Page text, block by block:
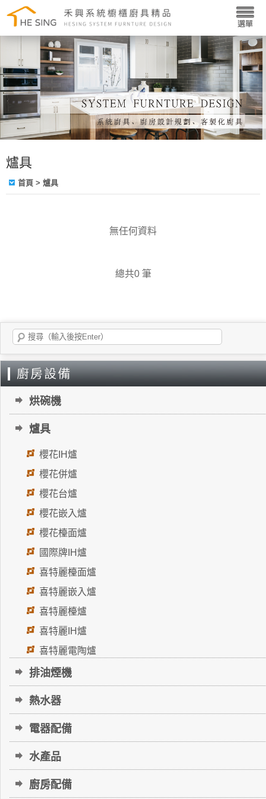
爐具
首頁 > 爐具
無任何資料
總共0 筆
烘碗機
爐具
櫻花IH爐
櫻花併爐
櫻花台爐
櫻花嵌入爐
櫻花檯面爐
國際牌IH爐
喜特麗檯面爐
喜特麗嵌入爐
喜特麗檯爐
喜特麗IH爐
喜特麗電陶爐
排油煙機
熱水器
電器配備
水產品
廚房配備